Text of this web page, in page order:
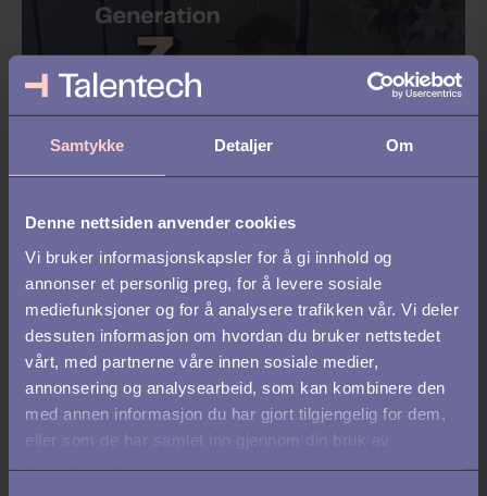
Samtykke Detaljer Om
Denne nettsiden anvender cookies
Vi bruker informasjonskapsler for å gi innhold og
annonser et personlig preg, for å levere sosiale
mediefunksjoner og for å analysere trafikken vår. Vi deler
dessuten informasjon om hvordan du bruker nettstedet
vårt, med partnerne våre innen sosiale medier,
annonsering og analysearbeid, som kan kombinere den
med annen informasjon du har gjort tilgjengelig for dem,
eller som de har samlet inn gjennom din bruk av
REKRUTTERING / EMPLOYER BRANDING
Forventninger til arbeidsmarkedet
fra Generasjon Z | Niklas’ historie
fortalt